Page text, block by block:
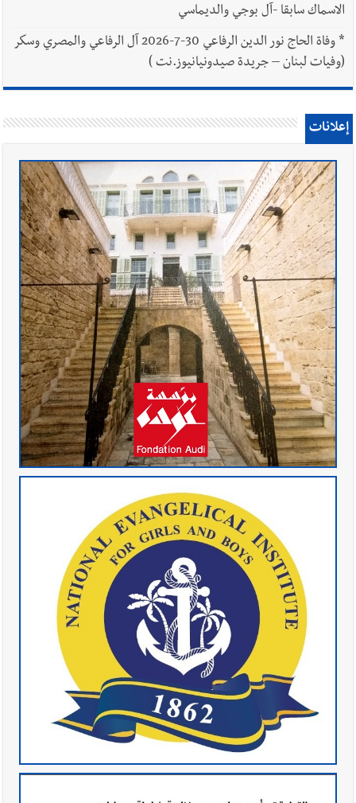
الاسماك سابقا -آل بوجي والديماسي
*
وفاة الحاج نور الدين الرفاعي 30-7-2026 آل الرفاعي والمصري وسكر
(وفيات لبنان – جريدة صيدونيانيوز.نت )
إعلانات